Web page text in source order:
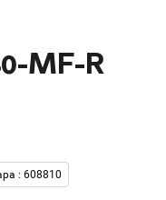
MF-R
: 608810